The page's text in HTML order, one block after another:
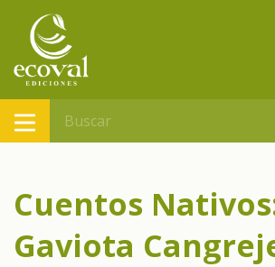
Cuentos
Gaviota